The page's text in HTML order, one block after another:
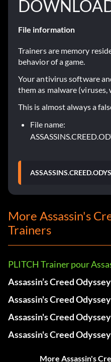
File information
Trainers are memory
behavior of a game.
Your antivirus software
them as malware
This is almost always a
File name:
More Assassin's
Trainers
PLITCH Trainer pour
Assassin’s Creed
Assassin's Creed
Assassin's Creed
Assassin's Creed
More Assassin's